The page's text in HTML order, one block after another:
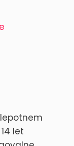
let